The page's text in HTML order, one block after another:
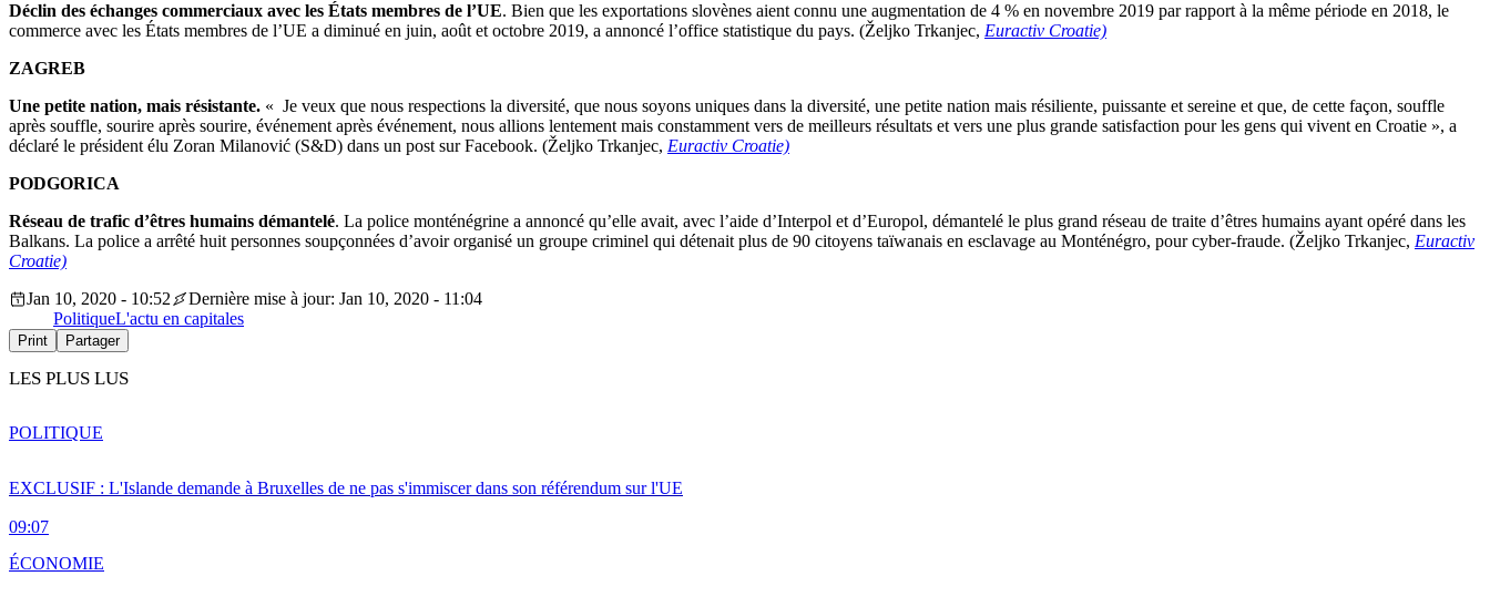
Déclin des échanges commerciaux avec les États membres de l’UE. Bien que les exportations slovènes aient connu une augmentation de 4 % en novembre 2019 par rapport à la même période en 2018, le
commerce avec les États membres de l’UE a diminué en juin, août et octobre 2019, a annoncé l’office statistique du pays. (Željko Trkanjec, Euractiv Croatie)
ZAGREB
Une petite nation, mais résistante. « Je veux que nous respections la diversité, que nous soyons uniques dans la diversité, une petite nation mais résiliente, puissante et sereine et que, de cette façon, souffle
après souffle, sourire après sourire, événement après événement, nous allions lentement mais constamment vers de meilleurs résultats et vers une plus grande satisfaction pour les gens qui vivent en Croatie », a
déclaré le président élu Zoran Milanović (S&D) dans un post sur Facebook. (Željko Trkanjec, Euractiv Croatie)
PODGORICA
Réseau de trafic d’êtres humains démantelé. La police monténégrine a annoncé qu’elle avait, avec l’aide d’Interpol et d’Europol, démantelé le plus grand réseau de traite d’êtres humains ayant opéré dans les
Balkans. La police a arrêté huit personnes soupçonnées d’avoir organisé un groupe criminel qui détenait plus de 90 citoyens taïwanais en esclavage au Monténégro, pour cyber-fraude. (Željko Trkanjec, Euractiv
Croatie)
Jan 10, 2020 - 10:52
Dernière mise à jour: Jan 10, 2020 - 11:04
PolitiqueL'actu en capitales
Print Partager
LES PLUS LUS
EXCLUSIF : L'Islande demande à Bruxelles de ne pas s'immiscer dans son référendum sur l'UE
09:07
POLITIQUE
ÉCONOMIE